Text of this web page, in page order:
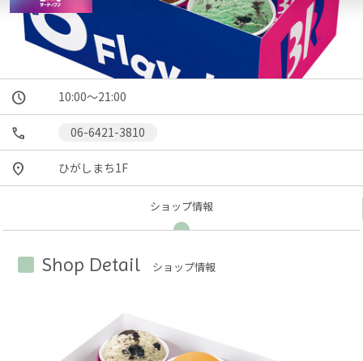
06-6421-3810
ひがしまち1F
ショップ情報
Shop Detail ショップ情報